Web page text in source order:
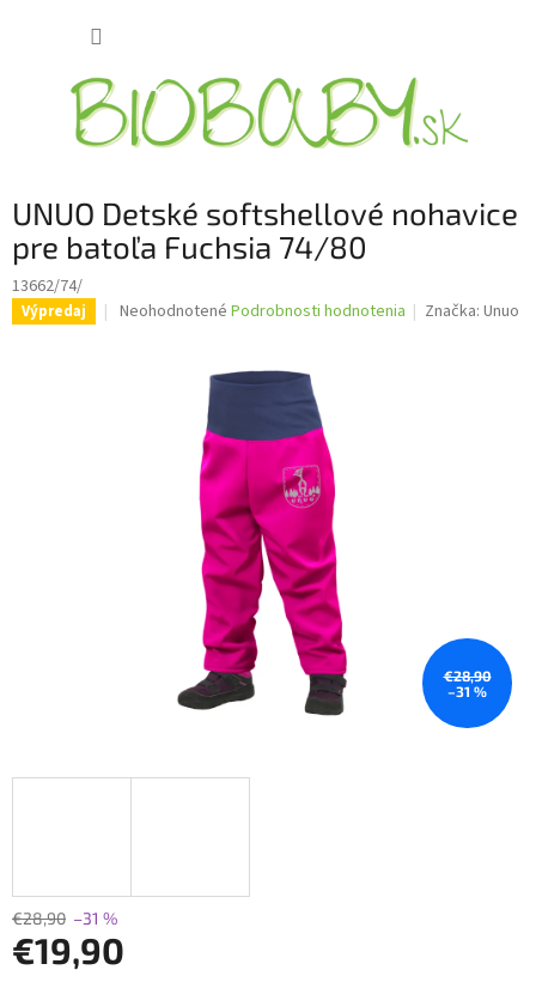
UNUO Detské softshellové nohavice
pre batoľa Fuchsia 74/80
13662/74/
Výpredaj
Priemerné
hviezdičiek.
Neohodnotené Podrobnosti hodnotenia Značka:Unuo
€28,90
–31 %
€28,90 –31 %
€19,90